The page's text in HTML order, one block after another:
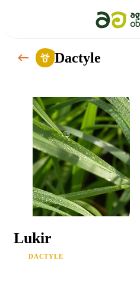
Dactyle
Lukir
DACTYLE